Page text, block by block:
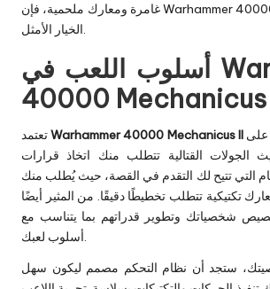
غامرة ومعارك ملحمية، فإن Warhammer 40000 Mechanicus II هي
الخيار الأمثل.
أسلوب اللعب في Warhammer
40000 Mechanicus
تعتمدWarhammer 40000 Mechanicus IIعلى نظام لعب يعتمد على
الجولات القتالية تتطلب منك اتخاذ قرارات
التي تتيح لك التقدم في القصة، حيث يُطلب منك
تكتيكية تتطلب تخطيطًا دقيقًا. من المثير أيضًا
شخصياتك وتطوير قدراتهم بما يتناسب مع
أسلوب لعبك.
ستجد أن نظام التحكم مصمم ليكون سهل